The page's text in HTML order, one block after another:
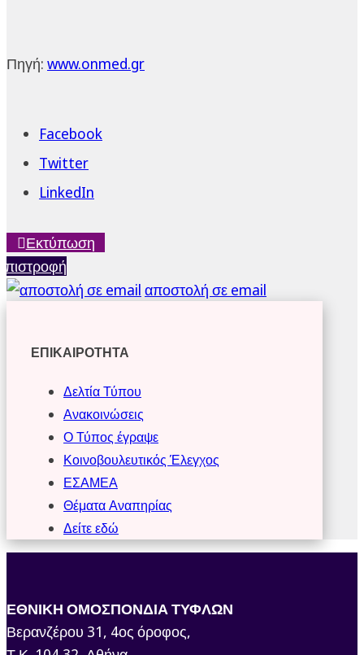
Πηγή: www.onmed.gr
Facebook
Twitter
LinkedIn
Εκτύπωση
αποστολή σε email
ΕΠΙΚΑΙΡΟΤΗΤΑ
Δελτία Τύπου
Ανακοινώσεις
Ο Τύπος έγραψε
Κοινοβουλευτικός Έλεγχος
ΕΣΑΜΕΑ
Θέματα Αναπηρίας
Δείτε εδώ
ΕΘΝΙΚΗ ΟΜΟΣΠΟΝΔΙΑ ΤΥΦΛΩΝ
Βερανζέρου 31, 4ος όροφος,